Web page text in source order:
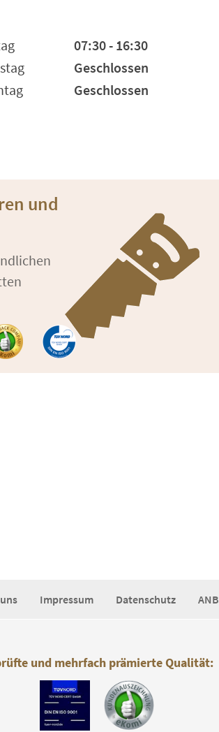
07:30 - 16:30
Geschlossen
Geschlossen
und
Impressum Datenschutz ANB
und mehrfach prämierte Qualität: